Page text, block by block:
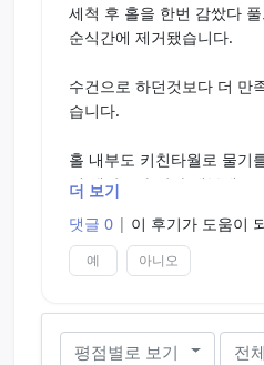
세척 후 홀을 한번 감쌌다
순식간에 제거됐습니다.
수건으로 하던것보다 더 만
습니다.
홀 내부도 키친타월로 물기
이 생각보다 얇아 내부에도
더 보기
댓글 0 | 이 후기가 도움이
예 아니오
평점별로 보기 전체